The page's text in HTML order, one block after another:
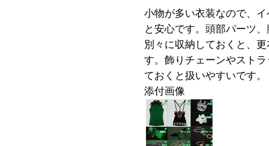
小物が多い衣装なので、
と安心です。頭部パーツ
別々に収納しておくと、
す。飾りチェーンやスト
ておくと扱いやすいです。
添付画像